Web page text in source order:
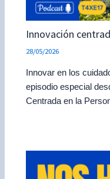
Innovación
28/05/2026
Innovar en los
episodio especial
Centrada en la